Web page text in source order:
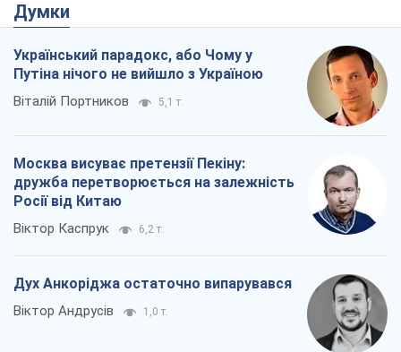
Думки
Український парадокс, або Чому у
Путіна нічого не вийшло з Україною
Віталій Портников 5,1 т.
Москва висуває претензії Пекіну:
дружба перетворюється на залежність
Росії від Китаю
Віктор Каспрук 6,2 т.
Дух Анкоріджа остаточно випарувався
Віктор Андрусів 1,0 т.